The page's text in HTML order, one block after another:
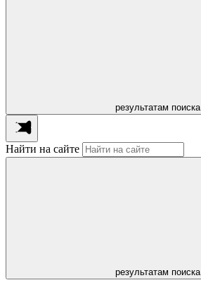
результатам поиска
Найти на сайте
результатам поиска